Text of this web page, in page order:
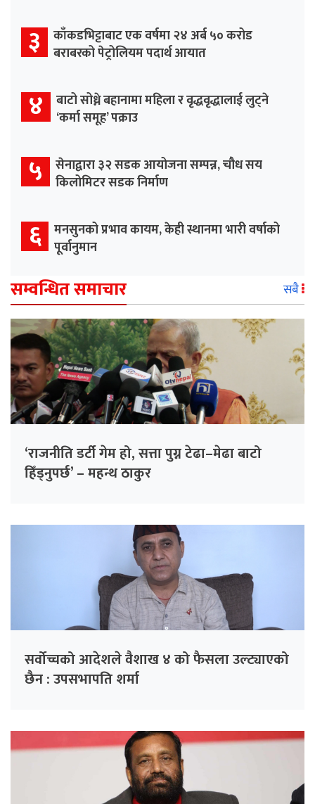
३ काँकडभिट्टाबाट एक वर्षमा २४ अर्ब ५० करोड
बराबरको पेट्रोलियम पदार्थ आयात
४ बाटो सोध्ने बहानामा महिला र वृद्धवृद्धालाई लुट्ने
‘कर्मा समूह’ पक्राउ
५ सेनाद्वारा ३२ सडक आयोजना सम्पन्न, चौध सय
किलोमिटर सडक निर्माण
६ मनसुनको प्रभाव कायम, केही स्थानमा भारी वर्षाको
पूर्वानुमान
सम्वन्धित समाचार सबै
‘राजनीति डर्टी गेम हो, सत्ता पुग्न टेढा–मेढा बाटो
हिँड्नुपर्छ’ – महन्थ ठाकुर
सर्वोच्चको आदेशले वैशाख ४ को फैसला उल्ट्याएको
छैन : उपसभापति शर्मा